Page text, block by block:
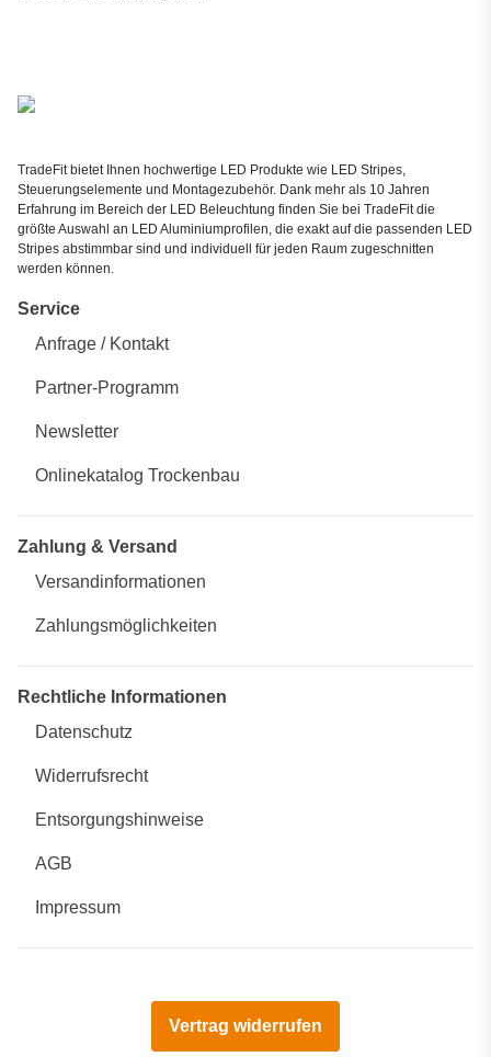
TradeFit bietet Ihnen hochwertige LED Produkte wie LED Stripes,
Steuerungselemente und Montagezubehör. Dank mehr als 10 Jahren
Erfahrung im Bereich der LED Beleuchtung finden Sie bei TradeFit die
größte Auswahl an LED Aluminiumprofilen, die exakt auf die passenden LED
Stripes abstimmbar sind und individuell für jeden Raum zugeschnitten
werden können.
Service
Anfrage / Kontakt
Partner-Programm
Newsletter
Onlinekatalog Trockenbau
Zahlung & Versand
Versandinformationen
Zahlungsmöglichkeiten
Rechtliche Informationen
Datenschutz
Widerrufsrecht
Entsorgungshinweise
AGB
Impressum
Vertrag widerrufen